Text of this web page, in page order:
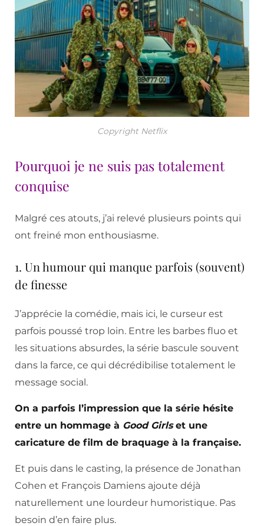
Copyright Netflix
Pourquoi je ne suis pas totalement
conquise
Malgré ces atouts, j’ai relevé plusieurs points qui
ont freiné mon enthousiasme.
1. Un humour qui manque parfois (souvent)
de finesse
J’apprécie la comédie, mais ici, le curseur est
parfois poussé trop loin. Entre les barbes fluo et
les situations absurdes, la série bascule souvent
dans la farce, ce qui décrédibilise totalement le
message social.
On a parfois l’impression que la série hésite
entre un hommage à Good Girlset une
caricature de film de braquage à la française.
Et puis dans le casting, la présence de Jonathan
Cohen et François Damiens ajoute déjà
naturellement une lourdeur humoristique. Pas
besoin d’en faire plus.